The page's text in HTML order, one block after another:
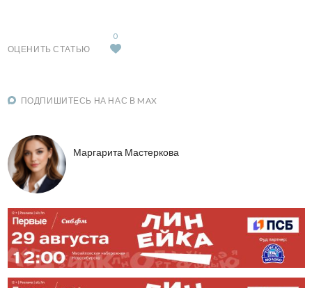
ОЦЕНИТЬ СТАТЬЮ
0
ПОДПИШИТЕСЬ НА НАС В MAX
Маргарита Мастеркова